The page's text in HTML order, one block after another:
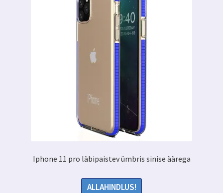
Iphone 11 pro läbipaistev ümbris sinise äärega
ALLAHINDLUS!